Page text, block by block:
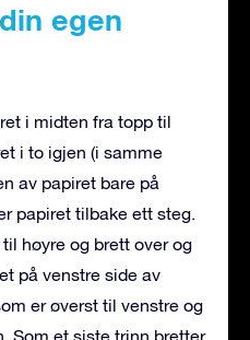
egen
i midten fra topp til
i to igjen (i samme
av papiret bare på
papiret tilbake ett steg.
høyre og brett over og
på venstre side av
er øverst til venstre og
Som et siste trinn bretter